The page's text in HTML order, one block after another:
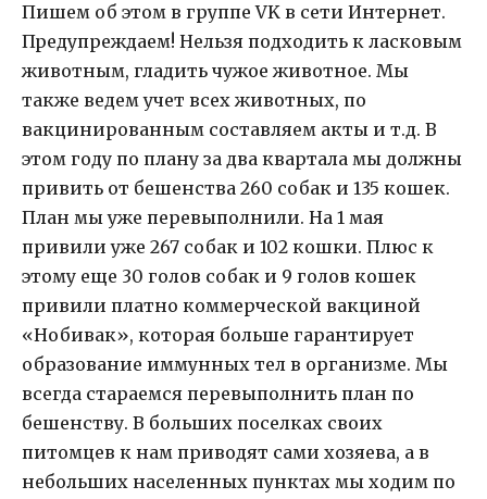
Пишем об этом в группе VK в сети Интернет.
Предупреждаем! Нельзя подходить к ласковым
животным, гладить чужое животное. Мы
также ведем учет всех животных, по
вакцинированным составляем акты и т.д. В
этом году по плану за два квартала мы должны
привить от бешенства 260 собак и 135 кошек.
План мы уже перевыполнили. На 1 мая
привили уже 267 собак и 102 кошки. Плюс к
этому еще 30 голов собак и 9 голов кошек
привили платно коммерческой вакциной
«Нобивак», которая больше гарантирует
образование иммунных тел в организме. Мы
всегда стараемся перевыполнить план по
бешенству. В больших поселках своих
питомцев к нам приводят сами хозяева, а в
небольших населенных пунктах мы ходим по